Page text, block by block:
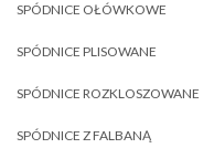
SPÓDNICE OŁÓWKOWE
SPÓDNICE PLISOWANE
SPÓDNICE ROZKLOSZOWANE
SPÓDNICE Z FALBANĄ